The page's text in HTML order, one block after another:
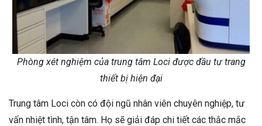
Phòng xét nghiệm của trung tâm Loci được đầu tư trang
thiết bị hiện đại
Trung tâm Loci còn có đội ngũ nhân viên chuyên nghiệp, tư
vấn nhiệt tình, tận tâm. Họ sẽ giải đáp chi tiết các thắc mắc